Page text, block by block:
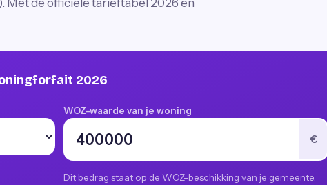
Met de officiele tarieftabel 2026 en
2026
WOZ-waarde van je woning
€
Dit bedrag staat op de WOZ-beschikking van je gemeente.